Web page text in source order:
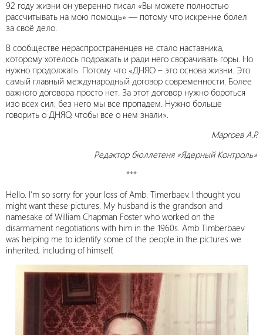
92 году жизни он уверенно писал «Вы можете полностью
рассчитывать на мою помощь» — потому что искренне болел
за своё дело.
В сообществе нераспространенцев не стало наставника,
которому хотелось подражать и ради него сворачивать горы. Но
нужно продолжать. Потому что «ДНЯО – это основа жизни. Это
самый главный международный договор современности. Более
важного договора просто нет. За этот договор нужно бороться
изо всех сил, без него мы все пропадем. Нужно больше
говорить о ДНЯО, чтобы все о нем знали».
Маргоев А.Р.
Редактор бюллетеня «Ядерный Контроль»
***
Hello. I’m so sorry for your loss of Amb. Timerbaev. I thought you
might want these pictures. My husband is the grandson and
namesake of William Chapman Foster who worked on the
disarmament negotiations with him in the 1960s. Amb Timberbaev
was helping me to identify some of the people in the pictures we
inherited, including of himself.